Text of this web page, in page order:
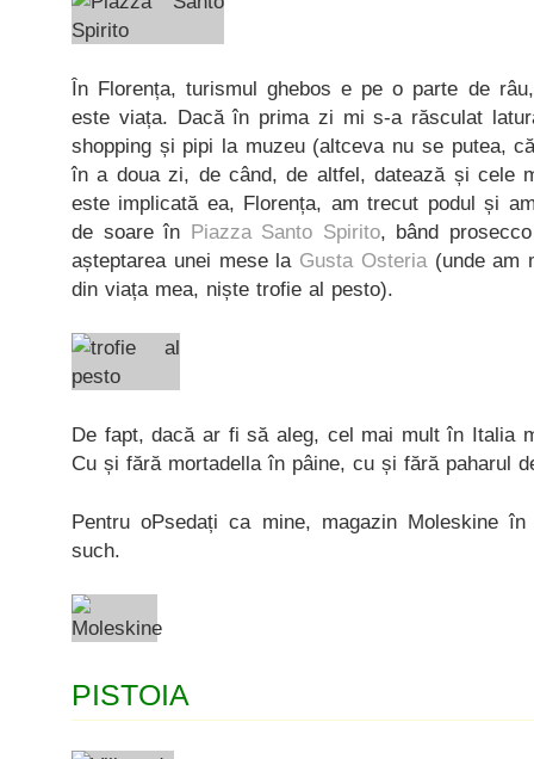
În Florența, turismul ghebos e pe o parte de
este viața. Dacă în prima zi mi s-a răsculat
shopping și pipi la muzeu (altceva nu se putea,
în a doua zi, de când, de altfel, datează și cele
este implicată ea, Florența, am trecut podul și
de soare în Piazza Santo Spirito, bând
așteptarea unei mese la Gusta Osteria(unde am
din viața mea, niște trofie al pesto).
De fapt, dacă ar fi să aleg, cel mai mult în Italia
Cu și fără mortadella în pâine, cu și fără paharul
Pentru oPsedați ca mine, magazin Moleskine
such.
PISTOIA